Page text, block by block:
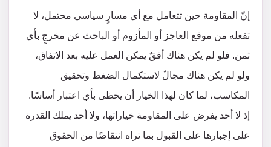
إنّ المقاومة حين تتعامل مع أي مسارٍ سياسي محتمل، لا
تفعله من موقع العاجز أو المأزوم أو الباحث عن مخرجٍ بأي
ثمن. فلو لم يكن هناك أفقٌ يمكن العمل عليه بعد الاتفاق،
ولو لم يكن هناك مجالٌ لاستكمال الضغط وتحقيق
المكاسب، لما كان لهذا الخيار أن يحظى بأي اعتبار أساسًا.
إذ لا أحد يفرض على المقاومة خياراتها، ولا أحد يملك القدرة
على إجبارها على القبول بما تراه انتقاصًا من الحقوق